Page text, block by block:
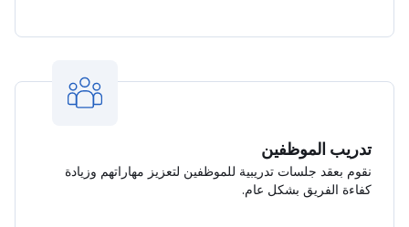
تدريب الموظفين
نقوم بعقد جلسات تدريبية للموظفين لتعزيز مهاراتهم وزيادة
كفاءة الفريق بشكل عام.